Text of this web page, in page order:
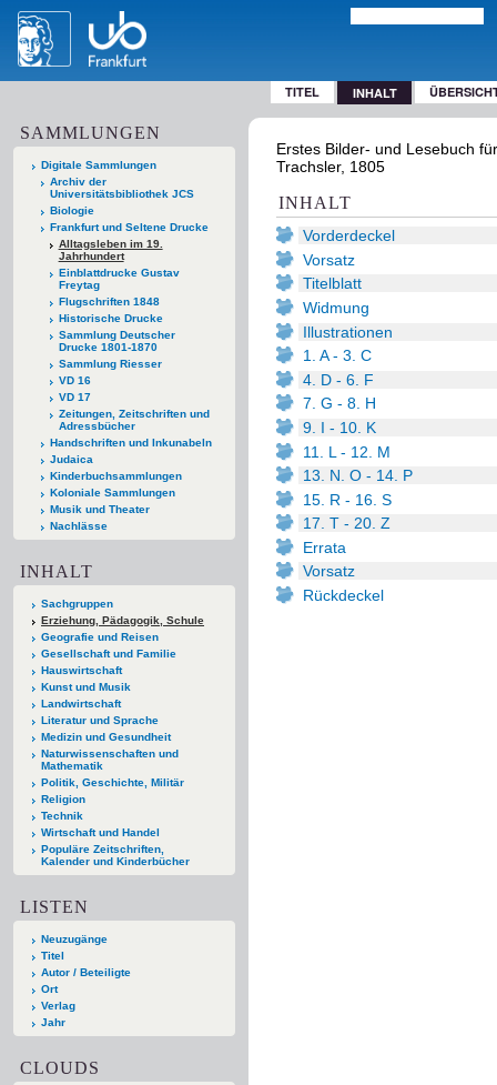
TITEL INHALT
SAMMLUNGEN
Digitale Sammlungen
Archiv der
Universitätsbibliothek JCS
Biologie
Frankfurt und Seltene Drucke
Alltagsleben im 19.
Jahrhundert
Einblattdrucke Gustav
Freytag
Flugschriften 1848
Historische Drucke
Sammlung Deutscher
Drucke 1801-1870
Sammlung Riesser
VD 16
VD 17
Zeitungen, Zeitschriften und
Adressbücher
Handschriften und Inkunabeln
Judaica
Kinderbuchsammlungen
Koloniale Sammlungen
Musik und Theater
Nachlässe
INHALT
Sachgruppen
Erziehung, Pädagogik, Schule
Geografie und Reisen
Gesellschaft und Familie
Hauswirtschaft
Kunst und Musik
Landwirtschaft
Literatur und Sprache
Medizin und Gesundheit
Naturwissenschaften und
Mathematik
Politik, Geschichte, Militär
Religion
Technik
Wirtschaft und Handel
Populäre Zeitschriften,
Kalender und Kinderbücher
LISTEN
Neuzugänge
Titel
Autor / Beteiligte
Ort
Verlag
Jahr
CLOUDS
Erstes Bilder- und Lesebuch
Trachsler, 1805
INHALT
Vorderdeckel
Vorsatz
Titelblatt
Widmung
Illustrationen
1. A - 3. C
4. D - 6. F
7. G - 8. H
9. I - 10. K
11. L - 12. M
13. N. O - 14. P
15. R - 16. S
17. T - 20. Z
Errata
Vorsatz
Rückdeckel